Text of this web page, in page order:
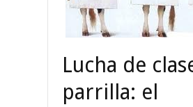
Lucha de
parrilla: el